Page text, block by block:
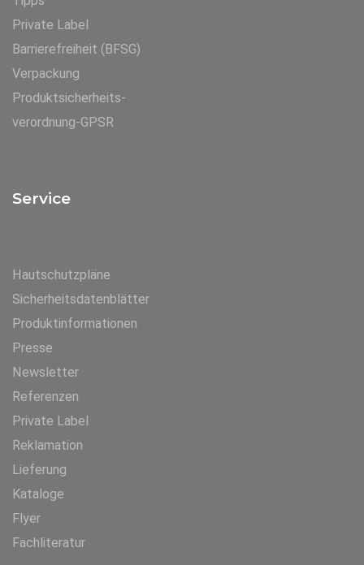
Private Label
Barrierefreiheit (BFSG)
Verpackung
Produktsicherheits-
verordnung-GPSR
Service
Hautschutzpläne
Sicherheitsdatenblätter
Produktinformationen
Presse
Newsletter
Referenzen
Private Label
Reklamation
Lieferung
Kataloge
Flyer
Fachliteratur